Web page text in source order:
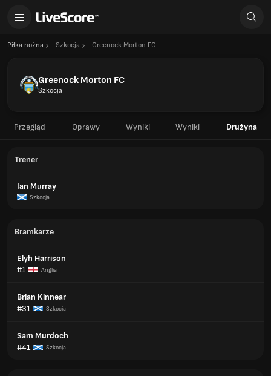
Piłka nożna Szkocja Greenock Morton FC
Greenock Morton FC
Szkocja
Przegląd Oprawy Wyniki Wyniki Drużyna
Trener
Ian Murray
Szkocja
Bramkarze
Elyh Harrison
#1
Anglia
Brian Kinnear
#31
Szkocja
Sam Murdoch
#41
Szkocja